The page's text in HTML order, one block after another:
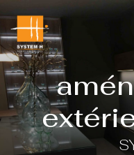
Panneau de gestion des